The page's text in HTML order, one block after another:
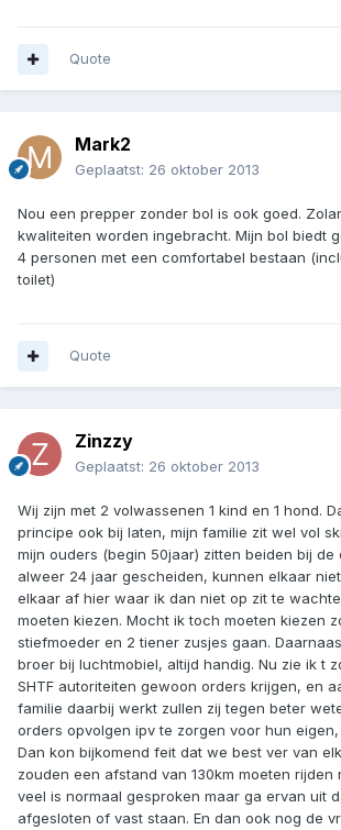
Quote
Mark2
Geplaatst: 26 oktober 2013
Nou een prepper zonder bol is ook goed.
kwaliteiten worden ingebracht. Mijn bol biedt
4 personen met een comfortabel bestaan
toilet)
Quote
Zinzzy
Geplaatst: 26 oktober 2013
Wij zijn met 2 volwassenen 1 kind en 1 hond.
principe ook bij laten, mijn familie zit wel vol
mijn ouders (begin 50jaar) zitten beiden bij de
alweer 24 jaar gescheiden, kunnen elkaar
elkaar af hier waar ik dan niet op zit te
moeten kiezen. Mocht ik toch moeten kiezen
stiefmoeder en 2 tiener zusjes gaan.
broer bij luchtmobiel, altijd handig. Nu zie ik t
SHTF autoriteiten gewoon orders krijgen, en
familie daarbij werkt zullen zij tegen beter
orders opvolgen ipv te zorgen voor hun
Dan kon bijkomend feit dat we best ver van
zouden een afstand van 130km moeten rijden
veel is normaal gesproken maar ga ervan uit
afgesloten of vast staan. En dan ook nog de